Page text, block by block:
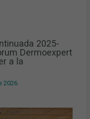
2025-
Dermoexpert
a la
2026